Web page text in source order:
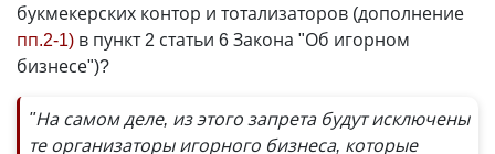
букмекерских контор и тотализаторов (дополнение
пп.2-1) в пункт 2 статьи 6 Закона "Об игорном
бизнесе")?
"На самом деле, из этого запрета будут исключены
те организаторы игорного бизнеса, которые